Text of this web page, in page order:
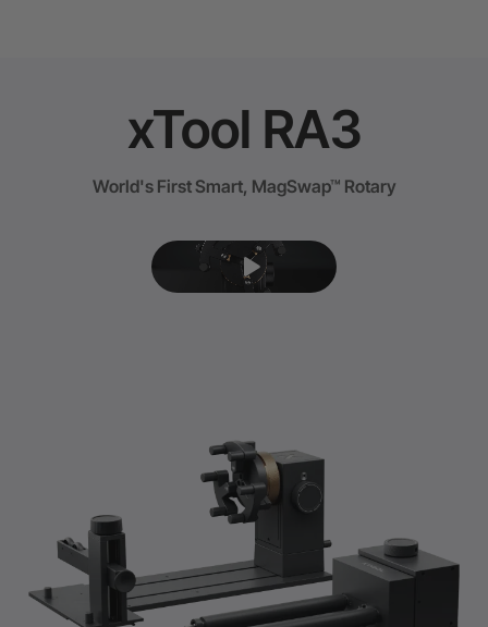
xTool RA3
World's First Smart, MagSwap™ Rotary